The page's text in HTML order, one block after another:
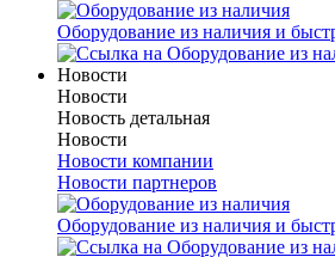
Оборудование из наличия и
Новости
Новости
Новость детальная
Новости
Новости компании
Новости партнеров
Оборудование из наличия и